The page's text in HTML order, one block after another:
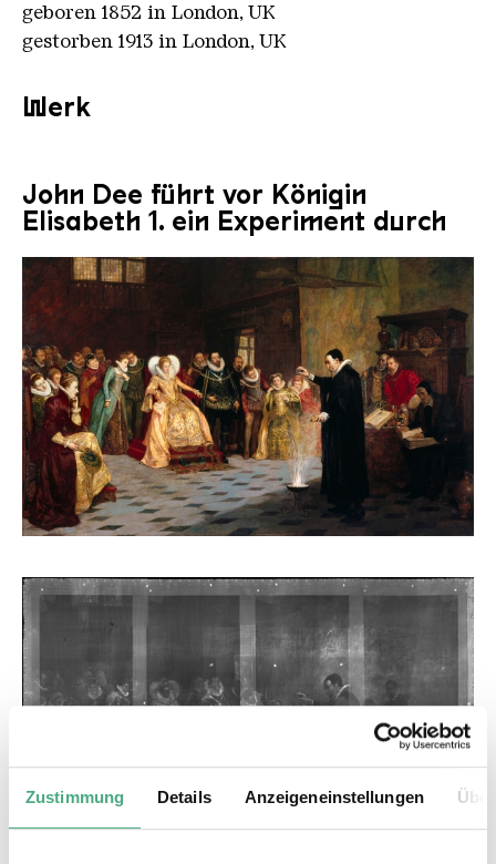
Zustimmung Details Anzeigeneinstellungen
geboren 1852 in London, UK
gestorben 1913 in London, UK
Werk
John Dee führt vor Königin
Elisabeth 1. ein Experiment durch